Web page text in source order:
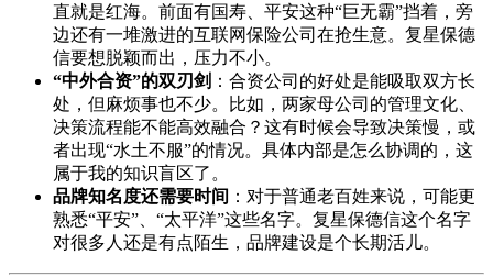
直就是红海。前面有国寿、平安这种“巨无霸”挡着，旁
边还有一堆激进的互联网保险公司在抢生意。复星保德
信要想脱颖而出，压力不小。
“中外合资”的双刃剑 ：合资公司的好处是能吸取双方长
处，但麻烦事也不少。比如，两家母公司的管理文化、
决策流程能不能高效融合？这有时候会导致决策慢，或
者出现“水土不服”的情况。具体内部是怎么协调的，这
属于我的知识盲区了。
品牌知名度还需要时间 ：对于普通老百姓来说，可能更
熟悉“平安”、“太平洋”这些名字。复星保德信这个名字
对很多人还是有点陌生，品牌建设是个长期活儿。